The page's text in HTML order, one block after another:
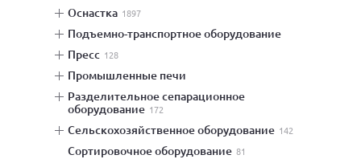
оснастка 1897
подъемно-транспортное оборудование
пресс 128
промышленные печи
разделительное сепарационное
оборудование 172
сельскохозяйственное оборудование 142
сортировочное оборудование 81